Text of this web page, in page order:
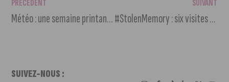
PRÉCÉDENT
Météo : une semaine printanière à Dijon
SUIVANT
#StolenMemory : six visites commentées pour approfondir le devoir de mémoire
SUIVEZ-NOUS :